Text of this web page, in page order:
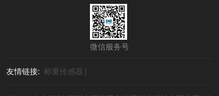
微信服务号
友情链接: 称重传感器